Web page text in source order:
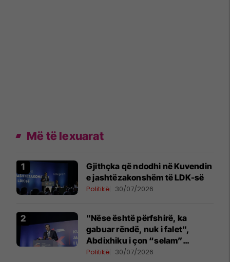
Më të lexuarat
Gjithçka që ndodhi në Kuvendin
e jashtëzakonshëm të LDK-së
Politikë 30/07/2026
"Nëse është përfshirë, ka
gabuar rëndë, nuk i falet",
Abdixhiku i çon “selam”
Përparim Ramës
Politikë 30/07/2026